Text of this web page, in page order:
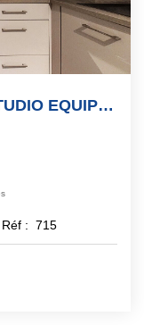
QUAI De SEINE INVALIDES STUDIO EQUIPE 15 M² REZ-DE-JARDIN
Réf : 715